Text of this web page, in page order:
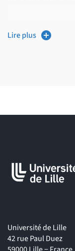
Vous êtes de
veuillez prendre
Lire plus
Université de Lille
42 rue Paul Duez